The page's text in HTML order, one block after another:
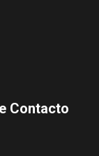
Contacto